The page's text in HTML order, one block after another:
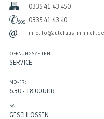
0335 41 43 450
0335 41 43 40
info.ffo@autohaus-minnich.de
ÖFFNUNGSZEITEN
SERVICE
MO-FR:
6.30 - 18.00 UHR
SA:
GESCHLOSSEN